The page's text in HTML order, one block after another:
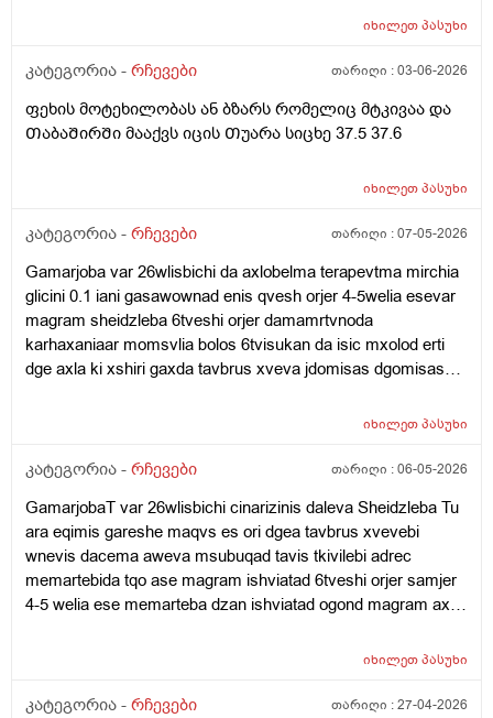
ქაᲦალზე Თხლად როა ისე რო ᲗიᲗს რო დადებ
ტრუსსზე საჯდომის ადგილას განავლის რაგაცები იყო
Თხლად ესევარ ბავᲨობიდან რავი და ესე მარტო
მემარᲗება დავიჯერო ? ანრატოხდება ესე და ამ
მოკლედ რატოხდება ესე ან როგორ მოვიქცე ეს 3-4
კვირა და რაგავაკეᲗო მიᲗხარიᲗ (ბიᲭი ვარ )
37.6და სიცხე იცის ამ მოტეხილობება ან ბზარმა? ან ამ
ვსვავ ( კოქსიქეა , ტოქსივენოლო, ბიენზა, კალციუმი,
იხილეთპასუხი
კატეგორია - რჩევები თარიღი :03-06-2026
ფეხის მოტეხილობას ან ბზარს რომელიც მტკივაა და
ᲗაბაᲨირᲨი მააქვს იცის Თუარა სიცხე 37.5 37.6
იხილეთპასუხი
კატეგორია - რჩევები თარიღი :07-05-2026
Gamarjoba var 26wlisbichi da axlobelma terapevtma mirchia
glicini 0.1 iani gasawownad enis qvesh orjer 4-5welia esevar
magram sheidzleba 6tveshi orjer damamrtvnoda
karhaxaniaar momsvlia bolos 6tvisukan da isic mxolod erti
dge axla ki xshiri gaxda tavbrus xveva jdomisas dgomisas
sheidzleba isec damemartos rom pexze vegar avdge
dgomisas vqanaob amis gamoadre nevrozis wamlebs
26is var wneva ro gavizome 100-50ze mqonda da yava
davliebamiwia roca 110-70ze vatareb yava ro davlie axla 120-
80avide da odnav ganerviulebazec ki upro mexveva tavbruda
es wamali mishvelis an wnevas dabla xoar wevs
იხილეთპასუხი
კატეგორია - რჩევები თარიღი :06-05-2026
GamarjobaT var 26wlisbichi cinarizinis daleva Sheidzleba Tu
ara eqimis gareshe maqvs es ori dgea tavbrus xvevebi
wnevis dacema aweva msubuqad tavis tkivilebi adrec
memartebida tqo ase magram ishviatad 6tveshi orjer samjer
4-5 welia ese memarteba dzan ishviatad ogond magram axla
იხილეთპასუხი
კატეგორია - რჩევები თარიღი :27-04-2026